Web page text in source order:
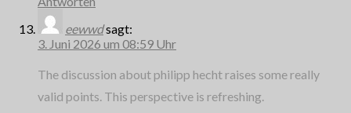
eewwdsagt:
3. Juni 2026 um 08:59 Uhr
The discussion about philipp hecht raises some really
valid points. This perspective is refreshing.